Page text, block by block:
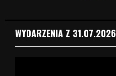
WYDARZENIA Z 31.07.2026